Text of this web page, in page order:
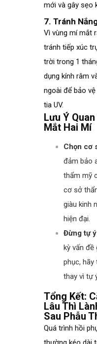
mới và gây sẹo
7. Tránh
Vì vùng mí mắt
tránh tiếp xúc
trời trong 1
dụng kính râm
ngoài để bảo
tia UV.
Lưu Ý
Mắt Hai Mí
Chọn cơ
đảm bảo
thẩm mỹ
cơ sở
giàu kinh
hiện đại.
Đừng tự
kỳ vấn đề
phục, hãy
thay vì tự
Tổng Kết:
Lâu Thì
Sau Phẫu
Quá trình hồi